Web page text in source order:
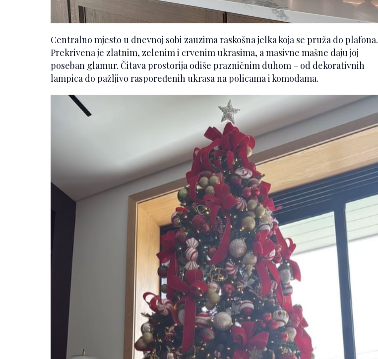
Centralno mjesto u dnevnoj sobi zauzima raskošna jelka koja se pruža do plafona.
Prekrivena je zlatnim, zelenim i crvenim ukrasima, a masivne mašne daju joj
poseban glamur. Čitava prostorija odiše prazničnim duhom – od dekorativnih
lampica do pažljivo raspoređenih ukrasa na policama i komodama.